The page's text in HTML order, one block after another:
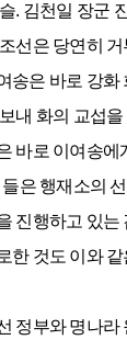
. 김천일 장군
선은 당연히
송은 바로 강화
내 화의 교섭
바로 이여송에
은 행재소의
진행하고 있는
한 것도 이와
정부와 명나라